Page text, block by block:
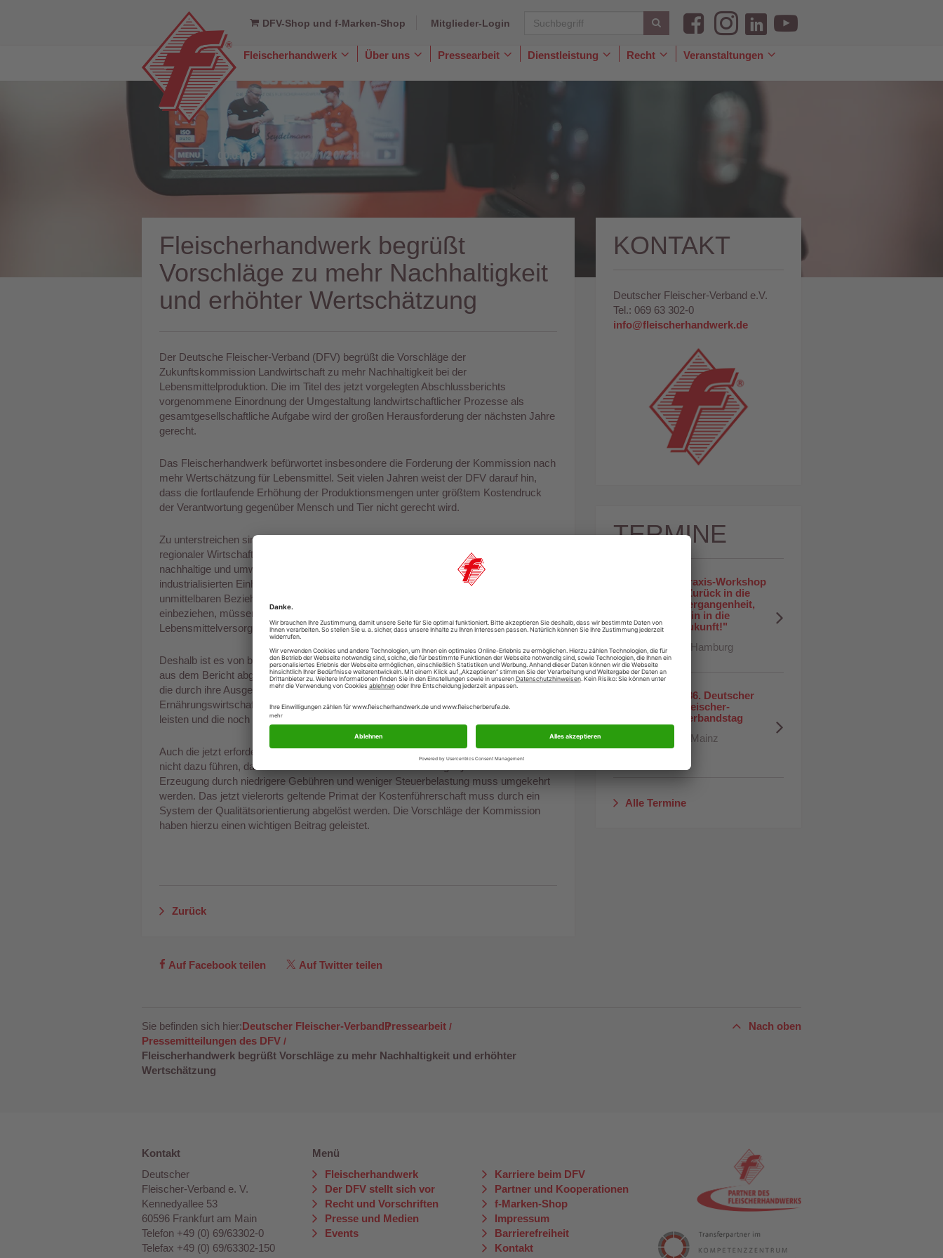
DFV-Shop und f-Marken-Shop Mitglieder-Login
Fleischerhandwerk
ToggleÜber uns
TogglePressearbeit
ToggleDienstleistung
ToggleRecht
ToggleVeranstaltungen
Toggle
Fleischerhandwerk begrüßt
Vorschläge zu mehr Nachhaltigkeit
und erhöhter Wertschätzung
Der Deutsche Fleischer-Verband (DFV) begrüßt die Vorschläge der
Zukunftskommission Landwirtschaft zu mehr Nachhaltigkeit bei der
Lebensmittelproduktion. Die im Titel des jetzt vorgelegten Abschlussberichts
vorgenommene Einordnung der Umgestaltung landwirtschaftlicher Prozesse als
gesamtgesellschaftliche Aufgabe wird der großen Herausforderung der nächsten Jahre
gerecht.
Das Fleischerhandwerk befürwortet insbesondere die Forderung der Kommission nach
mehr Wertschätzung für Lebensmittel. Seit vielen Jahren weist der DFV darauf hin,
dass die fortlaufende Erhöhung der Produktionsmengen unter größtem Kostendruck
der Verantwortung gegenüber Mensch und Tier nicht gerecht wird.
Zu unterstreichen sind auch die klaren Aussagen der Kommission zur Bedeutung
regionaler Wirtschaftskreisläufe und zum Ziel einer dezentralen Tierhaltung. Eine
nachhaltige und umweltgerechte Lebensmittelproduktion ist in großstrukturierten,
industrialisierten Einheiten kaum realisierbar. Die Erzeugung und Vermarktung in
unmittelbaren Beziehungen, die Erzeugung, Verarbeitung, Verkauf und Konsum
einbeziehen, müssen wesentlicher Grundpfeiler einer nachhaltigen
Lebensmittelversorgung sein.
Deshalb ist es von besonderer Wichtigkeit, dass alle konkreten Maßnahmen, die jetzt
aus dem Bericht abgeleitet werden, dieses Erfordernis berücksichtigen. Anforderungen,
die durch ihre Ausgestaltung allein von großen Unternehmen der Land- und
Ernährungswirtschaft umgesetzt werden können, würden der Zentralisierung Vorschub
leisten und die noch bestehenden regionalen Strukturen zerstören.
Auch die jetzt erforderliche Lenkung, wie die Umgestaltung finanziert werden kann, darf
nicht dazu führen, dass Gutes noch teurer wird. Das Belohnungssystem für industrielle
Erzeugung durch niedrigere Gebühren und weniger Steuerbelastung muss umgekehrt
werden. Das jetzt vielerorts geltende Primat der Kostenführerschaft muss durch ein
System der Qualitätsorientierung abgelöst werden. Die Vorschläge der Kommission
haben hierzu einen wichtigen Beitrag geleistet.
Zurück
KONTAKT
Deutscher Fleischer-Verband e.V.
Tel.: 069 63 302-0
info@fleischerhandwerk.de
TERMINE
Praxis-Workshop
"Zurück in die
Vergangenheit,
rein in die
Zukunft!"
Hamburg
136. Deutscher
Fleischer-
Verbandstag
Mainz
Alle Termine
Auf Facebook teilen Auf Twitter teilen
Sie befinden sich hier:Deutscher Fleischer-VerbandPressearbeit
Pressemitteilungen des DFV
Fleischerhandwerk begrüßt Vorschläge zu mehr Nachhaltigkeit und erhöhter
Wertschätzung
Nach oben
Kontakt
Deutscher
Fleischer-Verband e. V.
Kennedyallee 53
60596 Frankfurt am Main
Telefon +49 (0) 69/63302-0
Telefax +49 (0) 69/63302-150
Menü
Fleischerhandwerk
Der DFV stellt sich vor
Recht und Vorschriften
Presse und Medien
Events
Karriere beim DFV
Partner und Kooperationen
f-Marken-Shop
Impressum
Barrierefreiheit
Kontakt